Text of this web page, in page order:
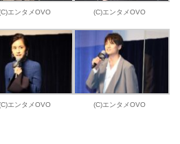
エンタメOVO (C)エンタメOVO
エンタメOVO (C)エンタメOVO